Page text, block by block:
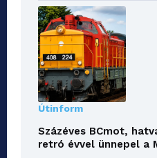
Útinform
Százéves BCmot,
retró évvel ünnepel a